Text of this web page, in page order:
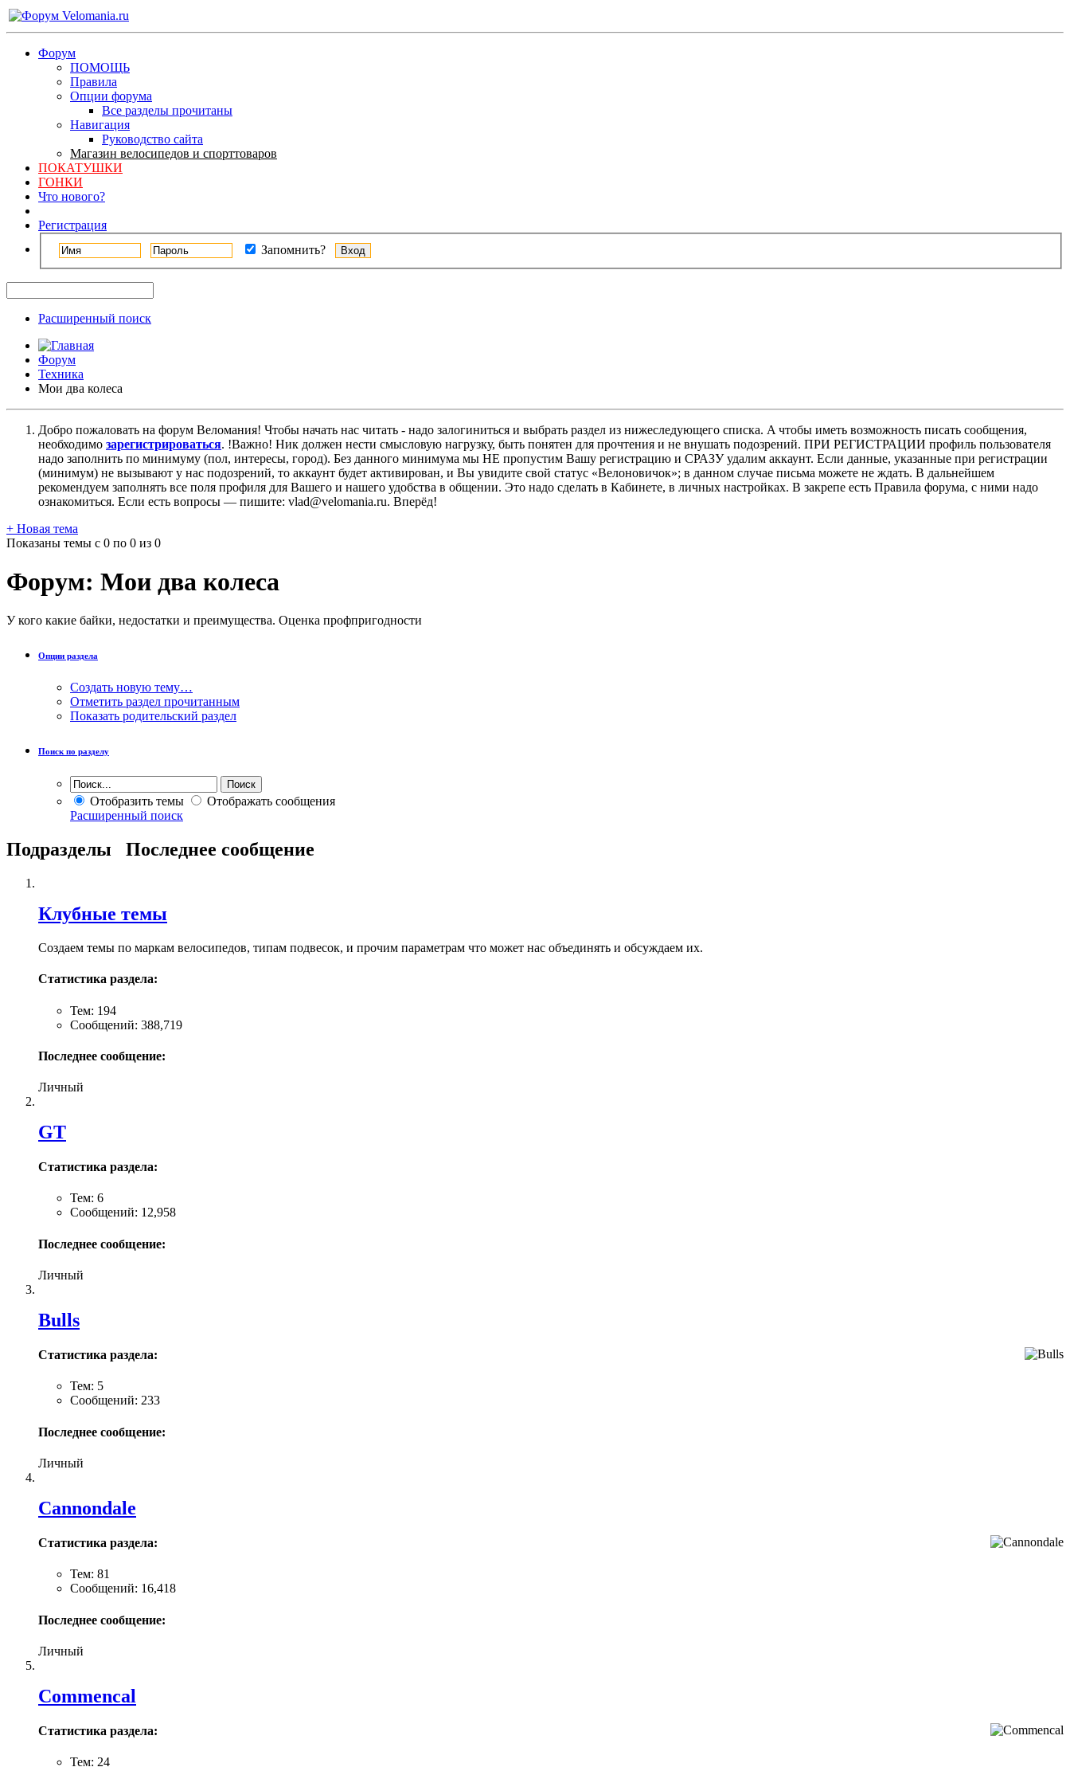
Форум
ПОМОЩЬ
Правила
Опции форума
Все разделы прочитаны
Навигация
Руководство сайта
Магазин велосипедов и спорттоваров
ПОКАТУШКИ
ГОНКИ
Что нового?
Регистрация
Запомнить?
Расширенный поиск
Форум
Техника
Мои два колеса
Добро пожаловать на форум Веломания! Чтобы начать нас читать - надо залогиниться и выбрать раздел из нижеследующего списка. A чтобы иметь возможность писать сообщения,
необходимо зарегистрироваться. !Важно! Ник должен нести смысловую нагрузку, быть понятен для прочтения и не внушать подозрений. ПРИ РЕГИСТРАЦИИ профиль пользователя
надо заполнить по минимуму (пол, интересы, город). Без данного минимума мы НЕ пропустим Вашу регистрацию и СРАЗУ удалим аккаунт. Если данные, указанные при регистрации
(минимум) не вызывают у нас подозрений, то аккаунт будет активирован, и Вы увидите свой статус «Велоновичок»; в данном случае письма можете не ждать. В дальнейшем
рекомендуем заполнять все поля профиля для Вашего и нашего удобства в общении. Это надо сделать в Кабинете, в личных настройках. В закрепе есть Правила форума, с ними надо
ознакомиться. Если есть вопросы — пишите: vlad@velomania.ru. Вперёд!
+ Новая тема
Показаны темы с 0 по 0 из 0
Форум: Мои два колеса
У кого какие байки, недостатки и преимущества. Оценка профпригодности
Опции раздела
Создать новую тему…
Отметить раздел прочитанным
Показать родительский раздел
Поиск по разделу
Отобразить темы
Отображать сообщения
Расширенный поиск
Подразделы Последнее сообщение
Клубные темы
Создаем темы по маркам велосипедов, типам подвесок, и прочим параметрам что может нас объединять и обсуждаем их.
Статистика раздела:
Тем: 194
Сообщений: 388,719
Последнее сообщение:
Личный
GT
Статистика раздела:
Тем: 6
Сообщений: 12,958
Последнее сообщение:
Личный
Bulls
Статистика раздела:
Тем: 5
Сообщений: 233
Последнее сообщение:
Личный
Cannondale
Статистика раздела:
Тем: 81
Сообщений: 16,418
Последнее сообщение:
Личный
Commencal
Статистика раздела:
Тем: 24